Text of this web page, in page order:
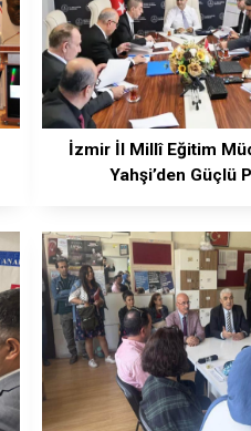
İzmir İl Millî Eğitim
Yahşi’den Güçlü